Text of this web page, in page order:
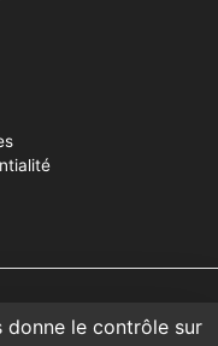
donne le contrôle sur